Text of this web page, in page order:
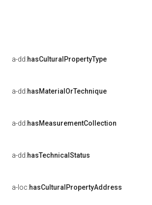
a-dd:hasCulturalPropertyType
a-dd:hasMaterialOrTechnique
a-dd:hasMeasurementCollection
a-dd:hasTechnicalStatus
a-loc:hasCulturalPropertyAddress